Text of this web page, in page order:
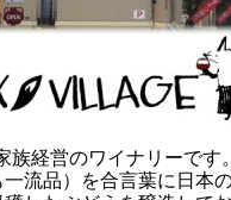
経営のワイナリーです。
品）を合言葉に日本